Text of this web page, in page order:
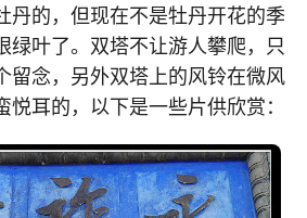
丹的，但现在不是牡丹开花的季
绿叶了。双塔不让游人攀爬，只
留念，另外双塔上的风铃在微风
悦耳的，以下是一些片供欣赏：